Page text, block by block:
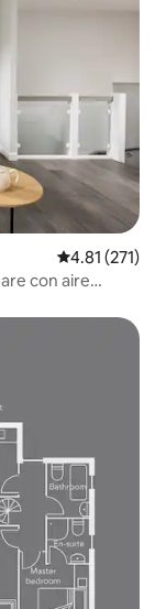
Calificación
4.81 (271)
con aire